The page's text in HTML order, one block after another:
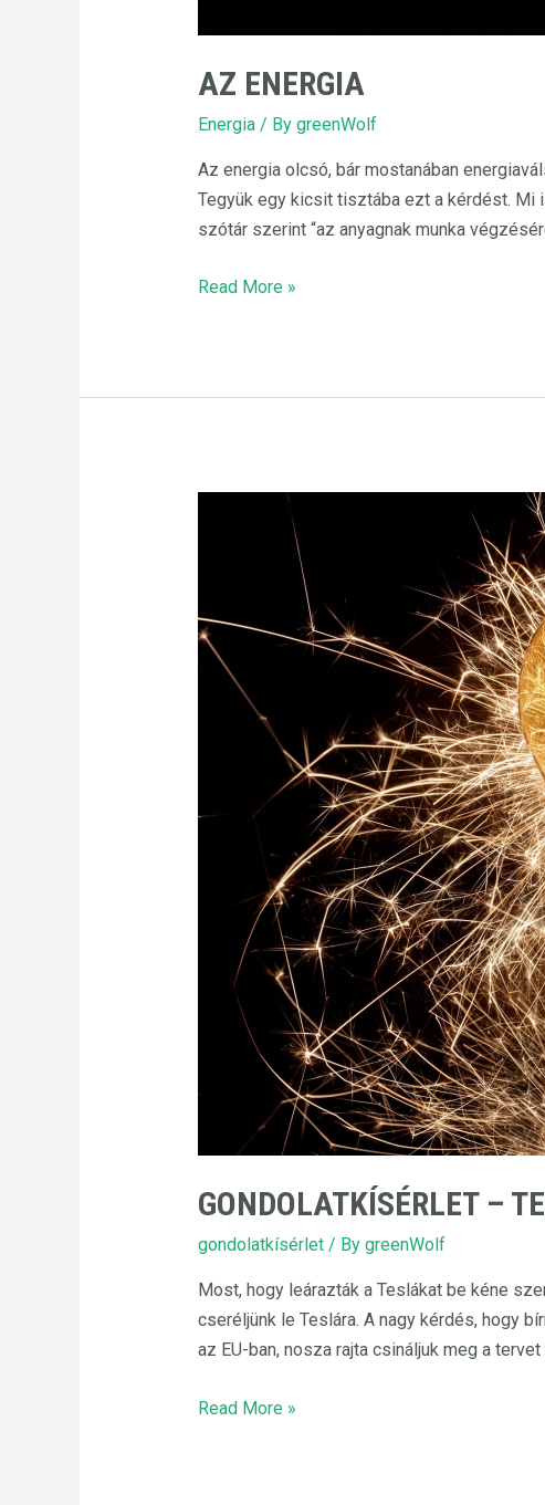
AZ ENERGIA
Energia/ By greenWolf
Az energia olcsó, bár mostanában
Tegyük egy kicsit tisztába ezt a kérdést. Mi
szótár szerint “az anyagnak munka
Az
Read More »
GONDOLATKÍSÉRLET –
gondolatkísérlet/ By greenWolf
Most, hogy leárazták a Teslákat be kéne
cseréljünk le Teslára. A nagy kérdés, hogy
az EU-ban, nosza rajta csináljuk meg a
Gondolatkísérlet
Read More »